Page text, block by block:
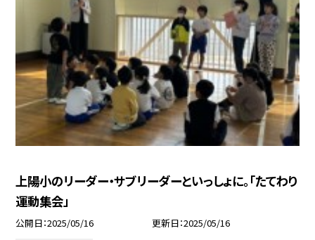
上陽小のリーダー・サブリーダーといっしょに。「たてわり
運動集会」
公開日 2025/05/16 更新日 2025/05/16